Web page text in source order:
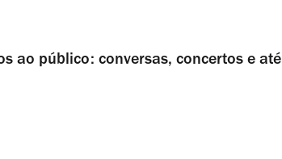
ao público: conversas, concertos e até